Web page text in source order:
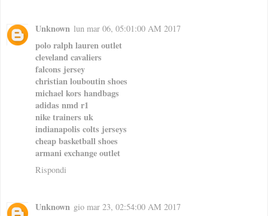
Unknown lun mar 06, 05:01:00 AM 2017
polo ralph lauren outlet
cleveland cavaliers
falcons jersey
christian louboutin shoes
michael kors handbags
adidas nmd r1
nike trainers uk
indianapolis colts jerseys
cheap basketball shoes
armani exchange outlet
Rispondi
Unknown gio mar 23, 02:54:00 AM 2017